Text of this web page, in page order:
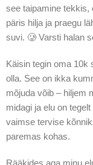
see taipamine tekkis,
päris hilja ja praegu
suvi. 🥲 Varsti halan
Käisin tegin oma 10k
olla. See on ikka
mõjuda võib – hiljem
midagi ja elu on
vaimse tervise
paremas kohas.
Rääkides aga minu